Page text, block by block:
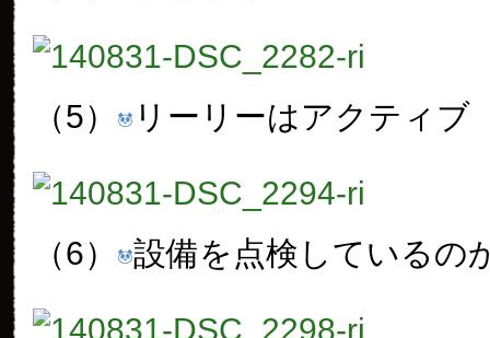
（5） リーリーはアクティブ
（6） 設備を点検しているの